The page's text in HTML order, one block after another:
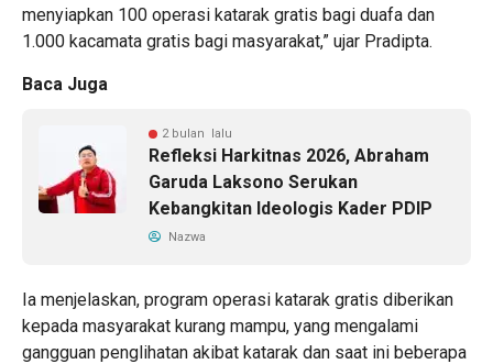
menyiapkan 100 operasi katarak gratis bagi duafa dan
1.000 kacamata gratis bagi masyarakat,” ujar Pradipta.
Baca Juga
2 bulan lalu
Refleksi Harkitnas 2026, Abraham
Garuda Laksono Serukan
Kebangkitan Ideologis Kader PDIP
Nazwa
Ia menjelaskan, program operasi katarak gratis diberikan
kepada masyarakat kurang mampu, yang mengalami
gangguan penglihatan akibat katarak dan saat ini beberapa